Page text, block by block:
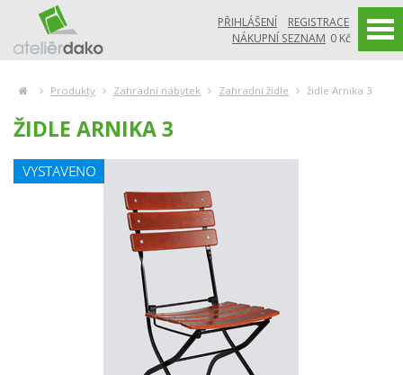
PŘIHLÁŠENÍ
REGISTRACE
NÁKUPNÍ SEZNAM 0 Kč
Produkty Zahradní nábytek Zahradní židle židle Arnika 3
ŽIDLE ARNIKA 3